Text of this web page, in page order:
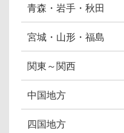
青森・岩手・秋田
宮城・山形・福島
関東～関西
中国地方
四国地方